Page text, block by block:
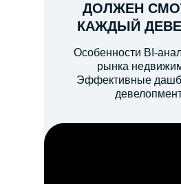
ДОЛЖЕН
КАЖДЫЙ
Особенности BI-
рынка
Эффективные